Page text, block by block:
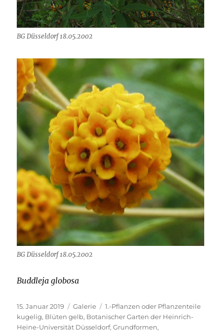
BG Düsseldorf 18.05.2002
BG Düsseldorf 18.05.2002
Buddleja globosa
Veröffentlicht
am
15. Januar 2019 Format
Galerie Kategorien
1.-Pflanzen oder Pflanzenteile
kugelig, Blüten gelb, Botanischer Garten der Heinrich-
Heine-Universität Düsseldorf,Grundformen,